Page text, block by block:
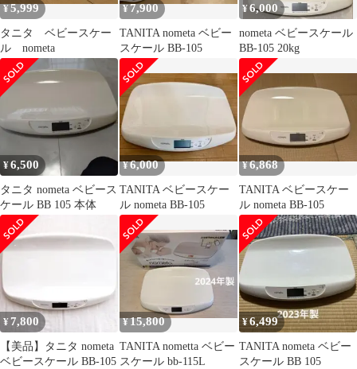
¥5,999
タニタ ベビースケー
ル nometa
¥7,900
TANITA nometa ベビー
スケール BB-105
¥6,000
nometa ベビースケール
BB-105 20kg
¥6,500
タニタ nometa ベビース
ケール BB 105 本体
¥6,000
TANITA ベビースケー
ル nometa BB-105
¥6,868
TANITA ベビースケー
ル nometa BB-105
¥ 7,800
【美品】タニタ nometa
ベビースケール BB-105
¥15,800
TANITA nometta ベビー
スケール bb-115L
¥6,499
TANITA nometa ベビー
スケール BB 105